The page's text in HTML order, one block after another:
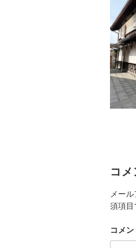
コ
メー
須項目
コメン